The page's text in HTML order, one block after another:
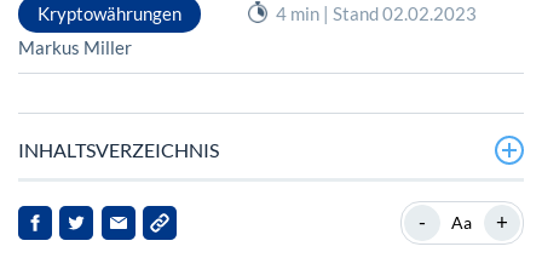
Kryptowährungen
4 min | Stand 02.02.2023
Markus Miller
INHALTSVERZEICHNIS
1. Mobile wird bei Applikationen zum Standard
- Aa +